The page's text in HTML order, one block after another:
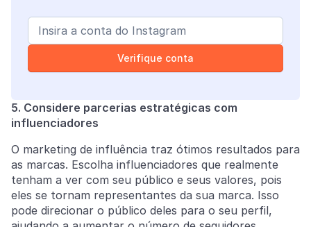
Verifique conta
5. Considere parcerias estratégicas com
influenciadores
O marketing de influência traz ótimos resultados para
as marcas. Escolha influenciadores que realmente
tenham a ver com seu público e seus valores, pois
eles se tornam representantes da sua marca. Isso
pode direcionar o público deles para o seu perfil,